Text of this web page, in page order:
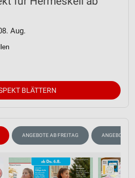
Aug.
BLÄTTERN
ANGEBOTE AB FREITAG ANGEBOTE